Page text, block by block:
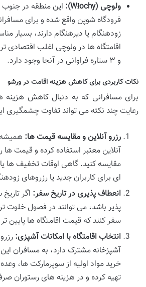
ولوچی (Włochy):
این منطقه در
فرودگاه شوپن واقع شده و برای
زودهنگام یا دیرهنگام دارند، بسیار
و ۳ ستاره فراوانی در آنجا وجود دارد.
نکات کاربردی برای کاهش هزینه اقامت در ورشو
برای مسافرانی که به دنبال کاهش
رعایت چند نکته می تواند تفاوت چشمگیری
رزرو آنلاین و مقایسه قیمت ها: همیشه
آنلاین معتبر استفاده کرده و قیمت
مقایسه کنید. گاهی اوقات تخفیف ها
ای برای کاربران جدید یا رزروهای
انعطاف پذیری در تاریخ سفر: اگر
پذیر باشد، می توانند در فصول خلوت
سفر کنند که قیمت اقامتگاه ها پایین
انتخاب اقامتگاه با امکانات آشپزی:
آشپزخانه مشترک دارد، به مسافران
خرید مواد اولیه از سوپرمارکت ها،
تهیه کرده و در هزینه های رستوران